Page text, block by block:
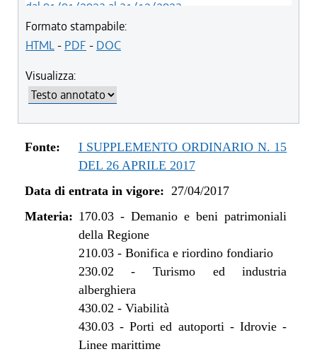
dal 01/01/2023 al 31/12/2023
dal 09/08/2022 al 31/12/2022
dal 20/05/2021 al 31/12/2021
dal 01/01/2020 al 20/05/2020
dal 10/08/2019 al 31/12/2019
dal 16/08/2018 al 09/08/2019
dal 07/06/2018 al 15/08/2018
dal 11/11/2017 al 06/06/2018
dal 27/04/2017 al 09/08/2017
Formato stampabile:
HTML- PDF - DOC
Visualizza:
Fonte:
I SUPPLEMENTO ORDINARIO N. 15
DEL 26 APRILE 2017
Data di entrata in vigore: 27/04/2017
Materia: 170.03- Demanio e beni patrimoniali
della Regione
210.03- Bonifica e riordino fondiario
230.02 -Turismo ed industria
alberghiera
430.02 - Viabilità
430.03-Porti ed autoporti - Idrovie -
Linee marittime